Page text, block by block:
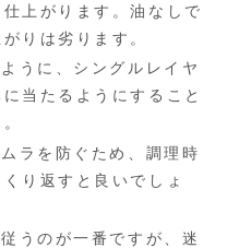
上がります。油なしで
りは劣ります。
うに、シングルレイヤ
当たるようにすること
ラを防ぐため、調理時
り返すと良いでしょ
うのが一番ですが、迷